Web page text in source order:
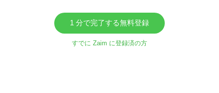
1 分で完了する無料登録
すでに Zaim に登録済の方